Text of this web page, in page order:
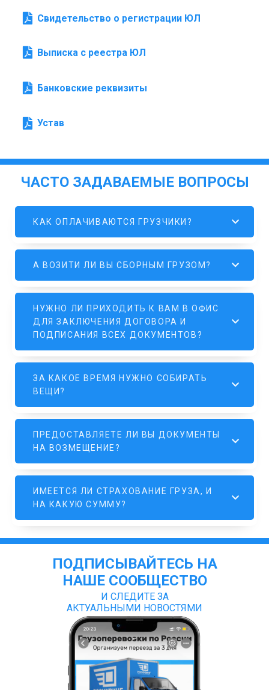
Свидетельство о регистрации ЮЛ
Выписка с реестра ЮЛ
Банковские реквизиты
Устав
ЧАСТО ЗАДАВАЕМЫЕ ВОПРОСЫ
КАК ОПЛАЧИВАЮТСЯ ГРУЗЧИКИ?
А ВОЗИТИ ЛИ ВЫ СБОРНЫМ ГРУЗОМ?
НУЖНО ЛИ ПРИХОДИТЬ К ВАМ В ОФИС
ДЛЯ ЗАКЛЮЧЕНИЯ ДОГОВОРА И
ПОДПИСАНИЯ ВСЕХ ДОКУМЕНТОВ?
ЗА КАКОЕ ВРЕМЯ НУЖНО СОБИРАТЬ
ВЕЩИ?
ПРЕДОСТАВЛЯЕТЕ ЛИ ВЫ ДОКУМЕНТЫ
НА ВОЗМЕЩЕНИЕ?
ИМЕЕТСЯ ЛИ СТРАХОВАНИЕ ГРУЗА, И
НА КАКУЮ СУММУ?
ПОДПИСЫВАЙТЕСЬ НА
НАШЕ СООБЩЕСТВО
И СЛЕДИТЕ ЗА
АКТУАЛЬНЫМИ НОВОСТЯМИ